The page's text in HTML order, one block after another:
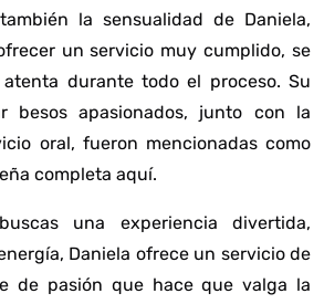
la sensualidad de Daniela,
un servicio muy cumplido, se
durante todo el proceso. Su
besos apasionados, junto con la
oral, fueron mencionadas como
completa aquí.
una experiencia divertida,
Daniela ofrece un servicio de
de pasión que hace que valga la